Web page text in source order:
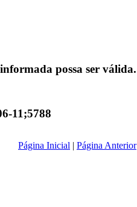
possa ser válida.
11;5788
Página Inicial | Página Anterior